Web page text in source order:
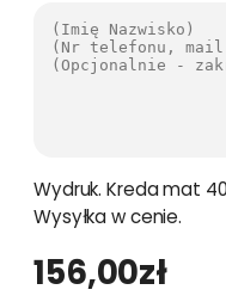
Wydruk. Kreda mat
Wysyłka w cenie.
156,00zł